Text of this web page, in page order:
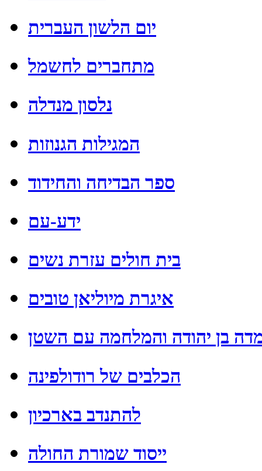
יום הלשון העברית
מתחברים לחשמל
נלסון מנדלה
המגילות הגנוזות
ספר הבדיחה והחידוד
ידע-עם
בית חולים עזרת נשים
איגרת מיוליאן טובים
בן יהודה והמלחמה עם השטן
הכלבים של רודולפינה
להתנדב בארכיון
ייסוד שמורת החולה